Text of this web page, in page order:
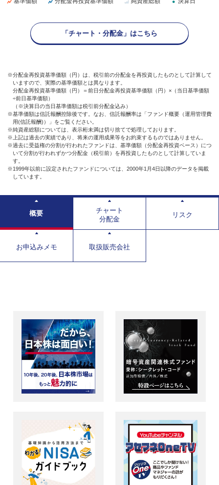
「チャート・分配金」はこちら
※分配金再投資基準価額（円）は、税引前の分配金を再投資したものとして計算して
いますので、実際の基準価額とは異なります。
分配金再投資基準価額（円）＝前日分配金再投資基準価額（円）×（当日基準価額
÷前日基準価額）
（※決算日の当日基準価額は税引前分配金込み）
※基準価額は信託報酬控除後です。なお、信託報酬率は「ファンド概要（運用管理費
用(信託報酬)）」をご覧ください。
※純資産総額については、表示桁未満は切り捨てで処理しております。
※上記は過去の実績であり、将来の運用成果等をお約束するものではありません。
※過去に受益権の分割が行われたファンドは、基準価額（分配金再投資ベース）につ
いて分割が行われずかつ分配金（税引前）を再投資したものとして計算していま
す。
※1999年以前に設定されたファンドについては、2000年1月4日以降のデータを掲載
しています。
概要
チャート
分配金
リスク
お申込みメモ 取扱販売会社